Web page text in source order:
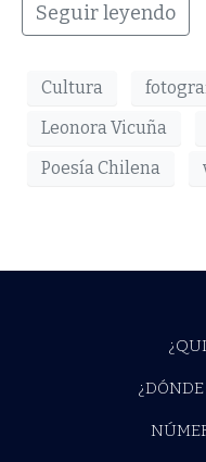
Seguir leyendo
Cultura
Leonora Vicuña
Poesía Chilena